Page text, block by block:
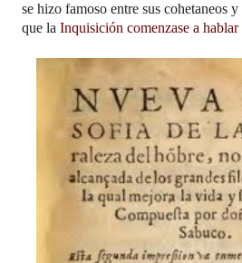
se hizo famoso entre sus cohetaneos
que la Inquisición comenzase a